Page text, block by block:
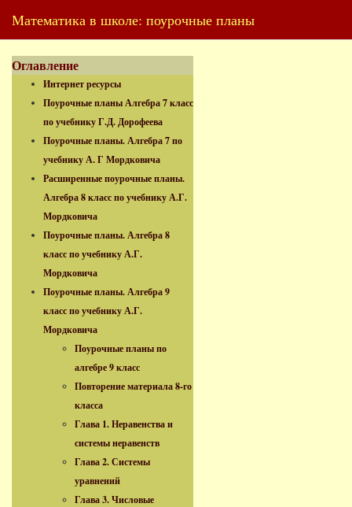
Математика в школе: поурочные планы
Оглавление
Интернет ресурсы
Поурочные планы Алгебра 7 класс
по учебнику Г.Д. Дорофеева
Поурочные планы. Алгебра 7 по
учебнику А. Г Мордковича
Расширенные поурочные планы.
Алгебра 8 класс по учебнику А.Г.
Мордковича
Поурочные планы. Алгебра 8
класс по учебнику А.Г.
Мордковича
Поурочные планы. Алгебра 9
класс по учебнику А.Г.
Мордковича
Поурочные планы по
алгебре 9 класс
Повторение материала 8-го
класса
Глава 1. Неравенства и
системы неравенств
Глава 2. Системы
уравнений
Глава 3. Числовые